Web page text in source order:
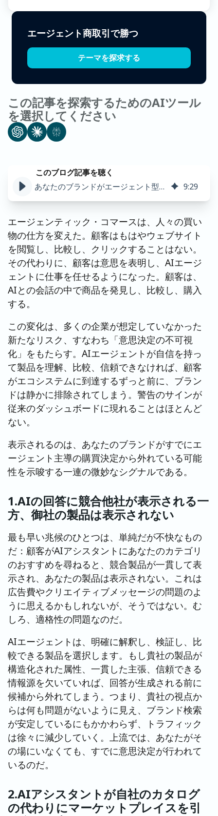
エージェント商取引で勝つ
テーマを探求する
この記事を探索するためのAIツール
を選択してください
あなたのブランドがエージェント型商取引で遅れをとっている7つの兆候 9:29
エージェンティック・コマースは、人々の買い
物の仕方を変えた。顧客はもはやウェブサイト
を閲覧し、比較し、クリックすることはない。
その代わりに、顧客は意思を表明し、AIエージ
ェントに仕事を任せるようになった。顧客は、
AIとの会話の中で商品を発見し、比較し、購入
する。
この変化は、多くの企業が想定していなかった
新たなリスク、すなわち「意思決定の不可視
化」をもたらす。AIエージェントが自信を持っ
て製品を理解、比較、信頼できなければ、顧客
がエコシステムに到達するずっと前に、ブラン
ドは静かに排除されてしまう。警告のサインが
従来のダッシュボードに現れることはほとんど
ない。
表示されるのは、あなたのブランドがすでにエ
ージェント主導の購買決定から外れている可能
性を示唆する一連の微妙なシグナルである。
1.AIの回答に競合他社が表示される一
方、御社の製品は表示されない
最も早い兆候のひとつは、単純だが不快なもの
だ：顧客がAIアシスタントにあなたのカテゴリ
のおすすめを尋ねると、競合製品が一貫して表
示され、あなたの製品は表示されない。これは
広告費やクリエイティブメッセージの問題のよ
うに思えるかもしれないが、そうではない。む
しろ、適格性の問題なのだ。
AIエージェントは、明確に解釈し、検証し、比
較できる製品を選択します。もし貴社の製品が
構造化された属性、一貫した主張、信頼できる
情報源を欠いていれば、回答が生成される前に
候補から外れてしまう。つまり、貴社の視点か
らは何も問題がないように見え、ブランド検索
が安定しているにもかかわらず、トラフィック
は徐々に減少していく。上流では、あなたがそ
の場にいなくても、すでに意思決定が行われて
いるのだ。
2.AIアシスタントが自社のカタログ
の代わりにマーケットプレイスを引